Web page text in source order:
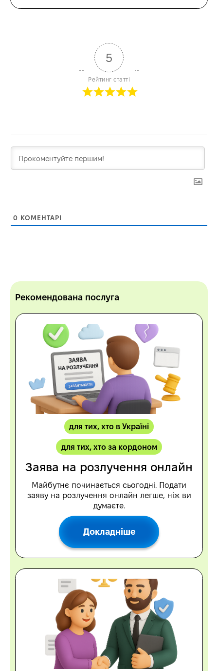
5
Рейтинг статті
0 КОМЕНТАРІ
Рекомендована послуга
для тих, хто в Україні
для тих, хто за кордоном
Заява на розлучення онлайн
Майбутнє починається сьогодні. Подати
заяву на розлучення онлайн легше, ніж ви
думаєте.
Докладніше